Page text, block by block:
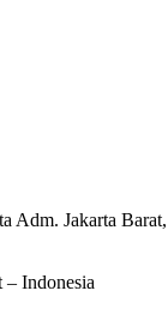
Adm. Jakarta
– Indonesia